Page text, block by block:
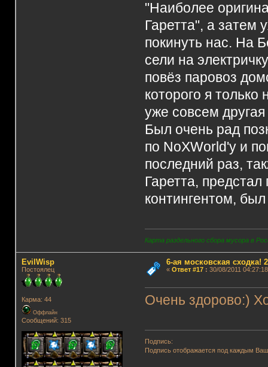
"Наиболее
Гаретта", а затем
покинуть нас. На
сели на
повёз паровоз
которого я только
уже совсем
Был очень рад
по NoXWorld'у и
последний раз,
Гаретта,
контингентом,
Карта раздельного сбора мусора в
EvilWisp
Постоялец
Карма: 44
Оффлайн
Сообщений: 315
6-ая московская сходка!
« Ответ #17: 30/08/2011
Очень здорово:)
Подпись:
Подпись отображается под каждым